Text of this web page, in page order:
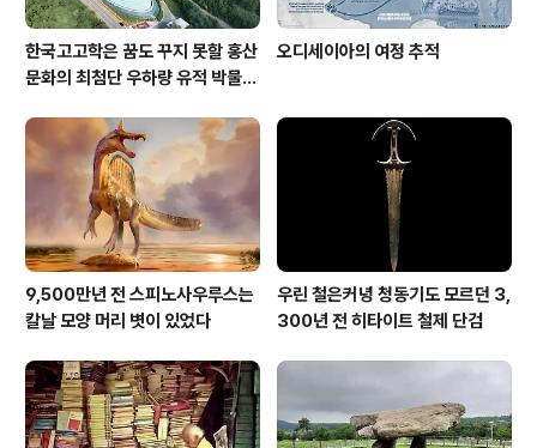
한국고고학은 꿈도 꾸지 못할 홍산
문화의 최첨단 우하량 유적 박물관
오디세이아의 여정 추적
9,500만년 전 스피노사우루스는
칼날 모양 머리 볏이 있었다
우린 철은커녕 청동기도 모르던 3,
300년 전 히타이트 철제 단검